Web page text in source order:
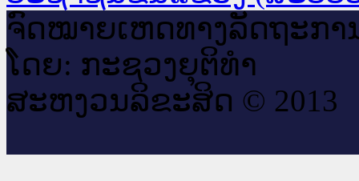
ຈົດ​ໝາຍ​ເຫດ​ທາງ​ລັດ​ຖະ​ກາ
ໂດຍ: ກະ​ຊວງຍຸ​ຕິ​ທຳ
ສະ​ຫງວນ​ລິ​ຂະ​ສິດ © 2013